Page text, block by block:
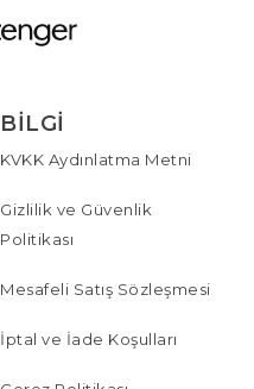
BILGI
KVKK Aydınlatma Metni
Gizlilik ve Güvenlik
Politikası
Mesafeli Satış Sözleşmesi
İptal ve İade Koşulları